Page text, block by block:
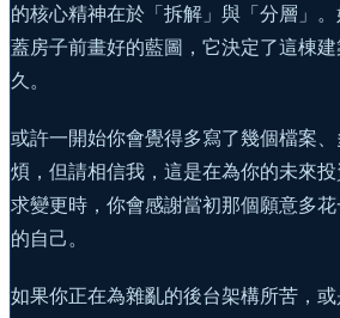
的核心精神在於「拆解」與「分層」
蓋房子前畫好的藍圖，它決定了這棟
久。
或許一開始你會覺得多寫了幾個檔案
煩，但請相信我，這是在為你的未來
求變更時，你會感謝當初那個願意多
的自己。
如果你正在為雜亂的後台架構所苦，